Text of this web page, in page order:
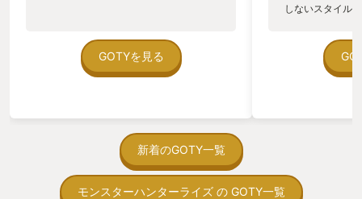
GOTYを見る
しないスタイル
ていた。 ただ
在を知ってから
う。気になる。
トコンベアの配
ん！このゲーム
新着のGOTY一覧
モンスターハンターライズ の GOTY一覧